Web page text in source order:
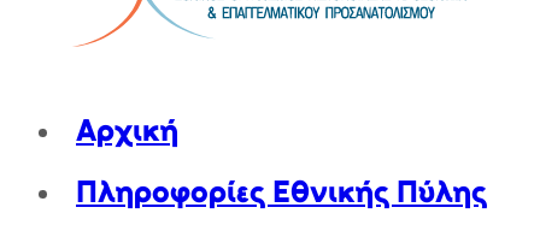
Αρχική
Πληροφορίες Εθνικής Πύλης